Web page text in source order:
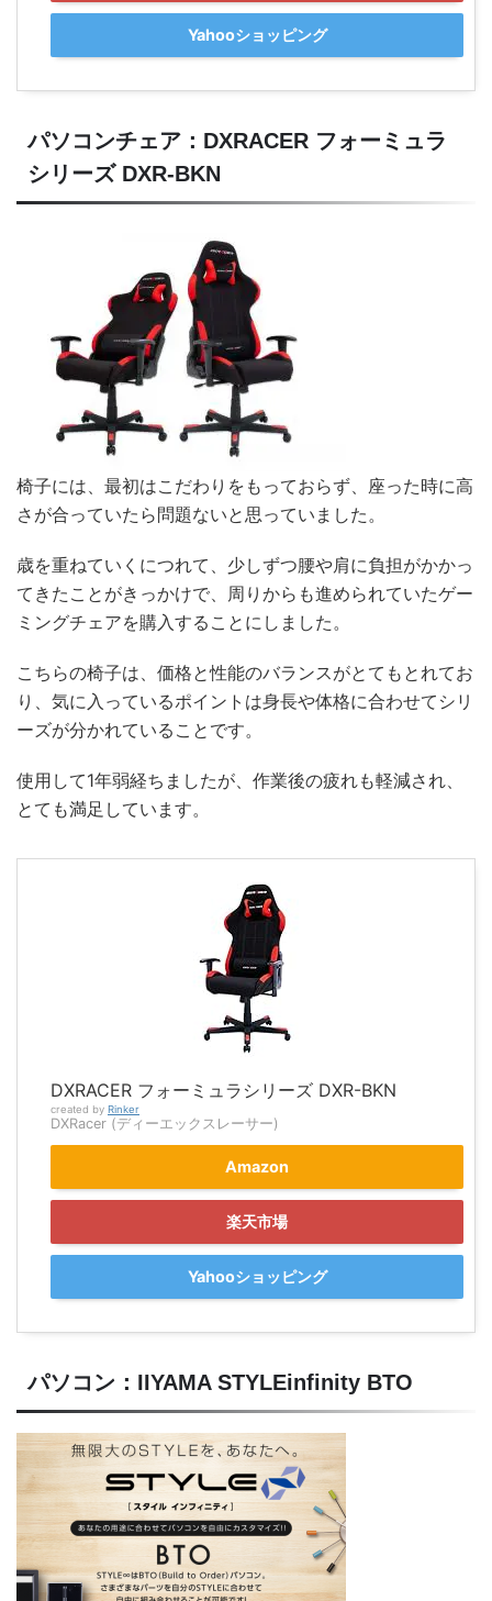
Yahooショッピング
パソコンチェア：DXRACER フォーミュラ
シリーズ DXR-BKN
椅子には、最初はこだわりをもっておらず、座った時に高
さが合っていたら問題ないと思っていました。
歳を重ねていくにつれて、少しずつ腰や肩に負担がかかっ
てきたことがきっかけで、周りからも進められていたゲー
ミングチェアを購入することにしました。
こちらの椅子は、価格と性能のバランスがとてもとれてお
り、気に入っているポイントは身長や体格に合わせてシリ
ーズが分かれていることです。
使用して1年弱経ちましたが、作業後の疲れも軽減され、
とても満足しています。
DXRACER フォーミュラシリーズ DXR-BKN
created by Rinker
DXRacer (ディーエックスレーサー)
Amazon
楽天市場
Yahooショッピング
パソコン：IIYAMA STYLEinfinity BTO